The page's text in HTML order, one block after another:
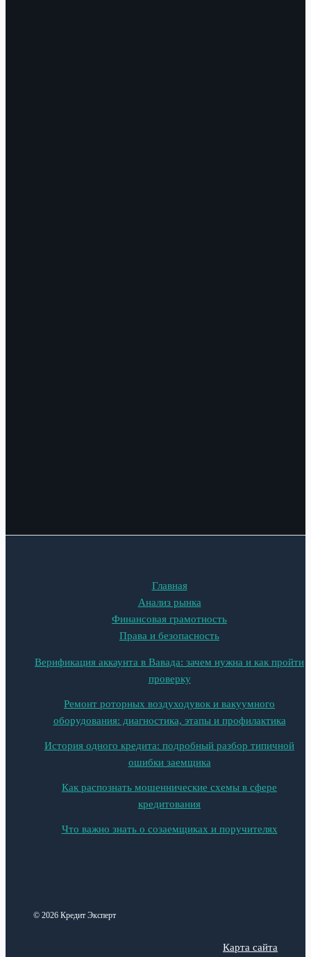
Главная
Анализ рынка
Финансовая грамотность
Права и безопасность
Верификация аккаунта в Вавада: зачем нужна и как пройти
проверку
Ремонт роторных воздуходувок и вакуумного
оборудования: диагностика, этапы и профилактика
История одного кредита: подробный разбор типичной
ошибки заемщика
Как распознать мошеннические схемы в сфере
кредитования
Что важно знать о созаемщиках и поручителях
© 2026 Кредит Эксперт
Карта сайта